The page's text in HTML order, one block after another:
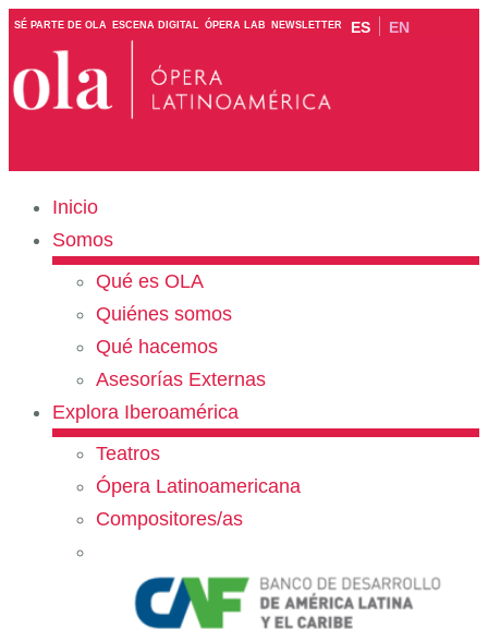
SÉ PARTE DE OLA ESCENA DIGITAL ÓPERA LAB NEWSLETTER ES EN
Inicio
Somos
Qué es OLA
Quiénes somos
Qué hacemos
Asesorías Externas
Explora Iberoamérica
Teatros
Ópera Latinoamericana
Compositores/as